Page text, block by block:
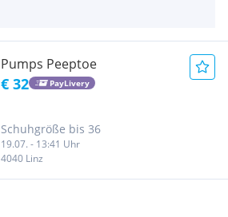
Pumps Peeptoe
€ 32 PayLivery
Schuhgröße bis 36
19.07. - 13:41 Uhr
4040 Linz